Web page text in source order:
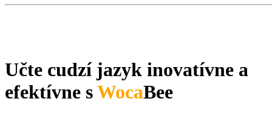
Učte cudzí jazyk inovatívne a
efektívne sWocaBee